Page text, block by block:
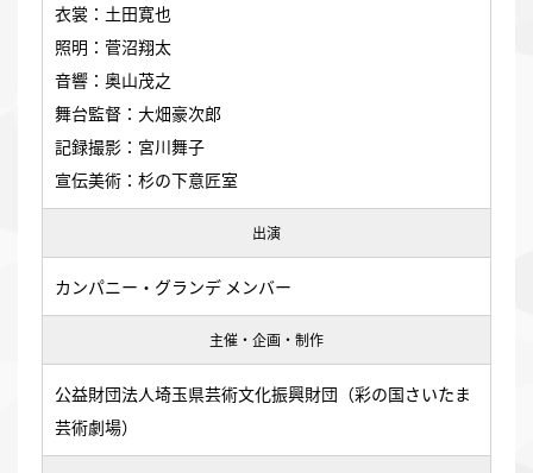
衣裳：土田寛也
照明：菅沼翔太
音響：奥山茂之
舞台監督：大畑豪次郎
記録撮影：宮川舞子
宣伝美術：杉の下意匠室
出演
カンパニー・グランデ メンバー
主催・企画・制作
公益財団法人埼玉県芸術文化振興財団（彩の国さいたま
芸術劇場）